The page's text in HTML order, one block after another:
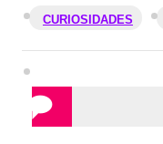
CURIOSIDADES